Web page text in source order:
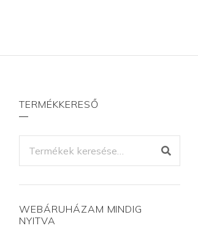
TERMÉKKERESŐ
WEBÁRUHÁZAM MINDIG
NYITVA